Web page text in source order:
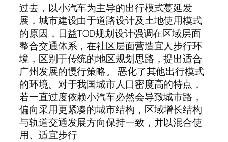
过去，以小汽车为主导的出行模式蔓延发
展，城市建设由于道路设计及土地使用模式
的原因，日益TOD规划设计强调在区域层面
整合交通体系，在社区层面营造宜人步行环
境，区别于传统的地区规划思路，提出适合
广州发展的慢行策略。 恶化了其他出行模式
的环境。对于我国城市人口密度高的特点，
若一直过度依赖小汽车必然会导致城市路，
偏向采用更紧凑的城市结构，区域增长结构
与轨道交通发展方向保持一致，并以混合使
用、适宜步行